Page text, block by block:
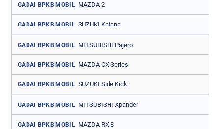
GADAI BPKB MOBIL MAZDA 2
GADAI BPKB MOBIL SUZUKI Katana
GADAI BPKB MOBIL MITSUBISHI Pajero
GADAI BPKB MOBIL MAZDA CX Series
GADAI BPKB MOBIL SUZUKI Side Kick
GADAI BPKB MOBIL MITSUBISHI Xpander
GADAI BPKB MOBIL MAZDA RX 8